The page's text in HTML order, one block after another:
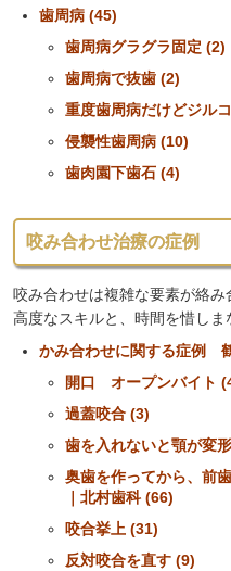
歯周病 (45)
歯周病グラグラ固定 (2)
歯周病で抜歯 (2)
重度歯周病だけどジル
侵襲性歯周病 (10)
歯肉園下歯石 (4)
咬み合わせ治療の症例
咬み合わせは複雑な要素が絡み
高度なスキルと、時間を惜しま
かみ合わせに関する症例
開口 オープンバイト
過蓋咬合 (3)
歯を入れないと顎が変
奥歯を作ってから、前
｜北村歯科 (66)
咬合挙上 (31)
反対咬合を直す (9)